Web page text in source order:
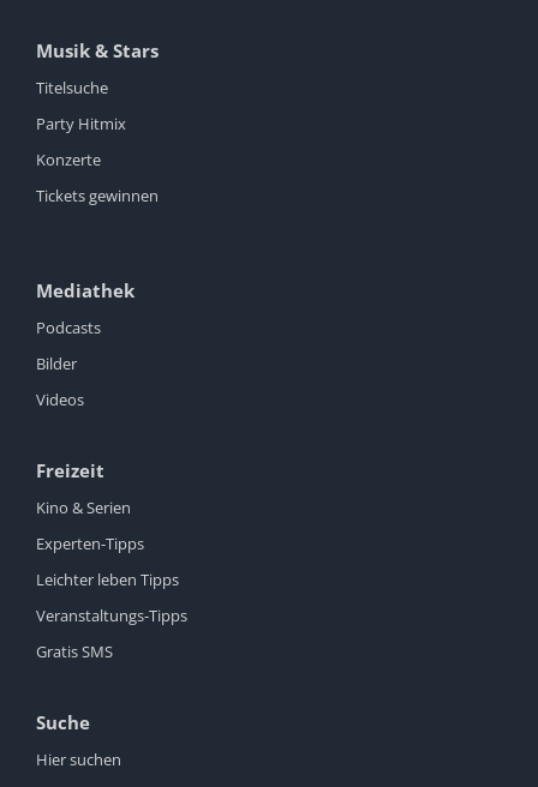
Musik & Stars
Titelsuche
Party Hitmix
Konzerte
Tickets gewinnen
Mediathek
Podcasts
Bilder
Videos
Freizeit
Kino & Serien
Experten-Tipps
Leichter leben Tipps
Veranstaltungs-Tipps
Gratis SMS
Suche
Hier suchen